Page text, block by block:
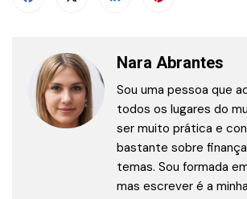
Nara Abrantes
Sou uma pessoa que
todos os lugares do
ser muito prática e
bastante sobre
temas. Sou formada
mas escrever é a